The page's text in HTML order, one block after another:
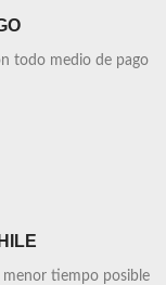
todo medio de pago
tiempo posible